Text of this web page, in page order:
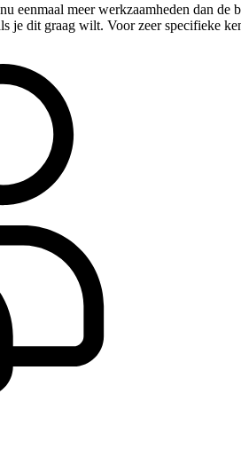
meer werkzaamheden dan
je dit graag wilt. Voor zeer specifieke